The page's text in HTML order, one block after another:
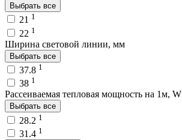
Выбрать все
21 1
22 1
Ширина световой линии, мм
Выбрать все
37.8 1
38 1
Рассеиваемая тепловая мощность на 1м, W
Выбрать все
28.2 1
31.4 1